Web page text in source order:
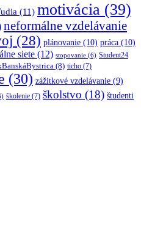
(11) motivácia (39)
neformálne vzdelávanie
(28) plánovanie (10) práca (10)
siete (12) stopovanie (6) Student24
(8) ticho (7)
(30) zážitkové vzdelávanie (9)
školenie (7) školstvo (18) študenti